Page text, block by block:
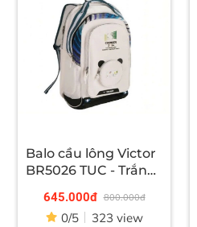
Balo cầu lông Victor
BR5026 TUC - Trắng
645.000đ 800.000đ
0/5 323 view